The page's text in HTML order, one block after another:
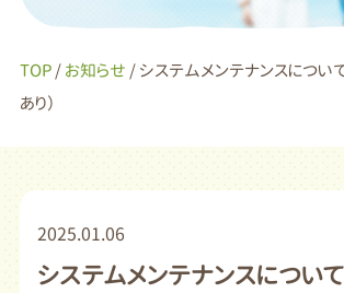
TOP/お知らせ / システムメンテナンスについ
あり）
2025.01.06
システムメンテナンスについ